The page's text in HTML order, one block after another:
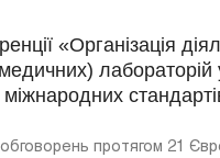
«Організація
лабораторій
протягом 21